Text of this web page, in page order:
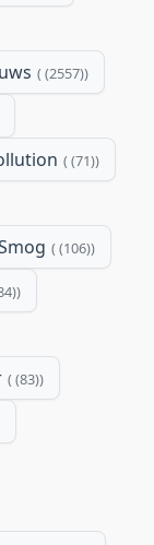
(2557)
(71)
(106)
(83)